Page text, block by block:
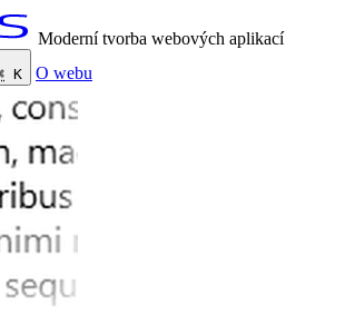
Moderní tvorba webových aplikací
K O webu